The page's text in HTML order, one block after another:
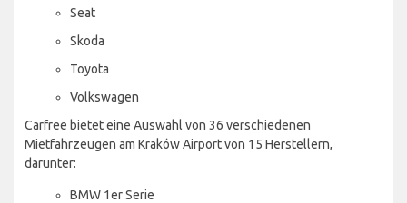
Seat
Skoda
Toyota
Volkswagen
Carfree bietet eine Auswahl von 36 verschiedenen
Mietfahrzeugen am Kraków Airport von 15 Herstellern,
darunter:
BMW 1er Serie